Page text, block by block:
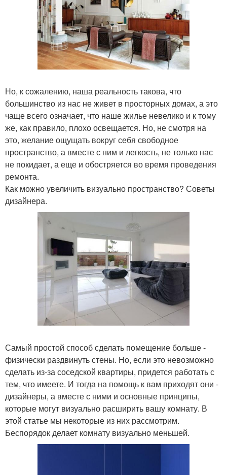
Но, к сожалению, наша реальность такова, что
большинство из нас не живет в просторных домах, а это
чаще всего означает, что наше жилье невелико и к тому
же, как правило, плохо освещается. Но, не смотря на
это, желание ощущать вокруг себя свободное
пространство, а вместе с ним и легкость, не только нас
не покидает, а еще и обостряется во время проведения
ремонта.
Как можно увеличить визуально пространство? Советы
дизайнера.
Самый простой способ сделать помещение больше -
физически раздвинуть стены. Но, если это невозможно
сделать из-за соседской квартиры, придется работать с
тем, что имеете. И тогда на помощь к вам приходят они -
дизайнеры, а вместе с ними и основные принципы,
которые могут визуально расширить вашу комнату. В
этой статье мы некоторые из них рассмотрим.
Беспорядок делает комнату визуально меньшей.